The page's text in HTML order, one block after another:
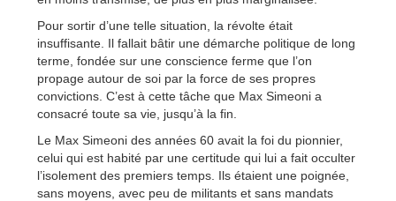
Pour sortir d’une telle situation, la révolte était
insuffisante. Il fallait bâtir une démarche politique de long
terme, fondée sur une conscience ferme que l’on
propage autour de soi par la force de ses propres
convictions. C’est à cette tâche que Max Simeoni a
consacré toute sa vie, jusqu’à la fin.
Le Max Simeoni des années 60 avait la foi du pionnier,
celui qui est habité par une certitude qui lui a fait occulter
l’isolement des premiers temps. Ils étaient une poignée,
sans moyens, avec peu de militants et sans mandats